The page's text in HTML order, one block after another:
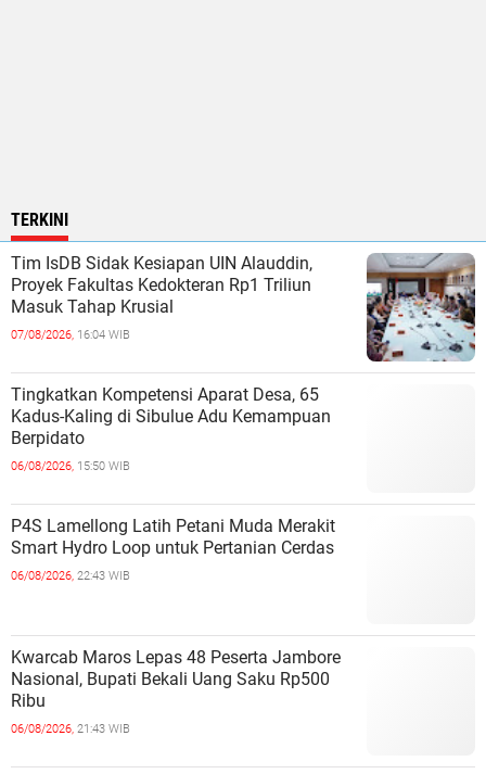
TERKINI
Tim IsDB Sidak Kesiapan UIN Alauddin,
Proyek Fakultas Kedokteran Rp1 Triliun
Masuk Tahap Krusial
07/08/2026, 16:04 WIB
Tingkatkan Kompetensi Aparat Desa, 65
Kadus-Kaling di Sibulue Adu Kemampuan
Berpidato
06/08/2026, 15:50 WIB
P4S Lamellong Latih Petani Muda Merakit
Smart Hydro Loop untuk Pertanian Cerdas
06/08/2026, 22:43 WIB
Kwarcab Maros Lepas 48 Peserta Jambore
Nasional, Bupati Bekali Uang Saku Rp500
Ribu
06/08/2026, 21:43 WIB